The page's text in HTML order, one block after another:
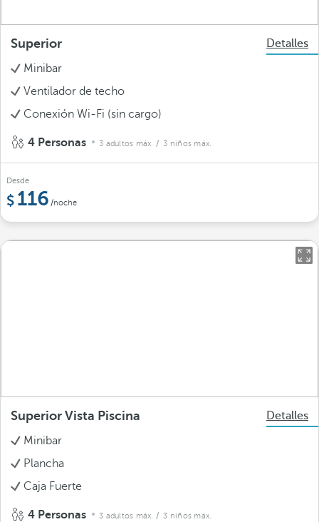
Superior
Detalles
Minibar
Ventilador de techo
Conexión Wi-Fi (sin cargo)
4 Personas 3 adultos máx. / 3 niños máx.
Desde
116 /noche
Superior Vista Piscina
Detalles
Minibar
Plancha
Caja Fuerte
4 Personas 3 adultos máx. / 3 niños máx.